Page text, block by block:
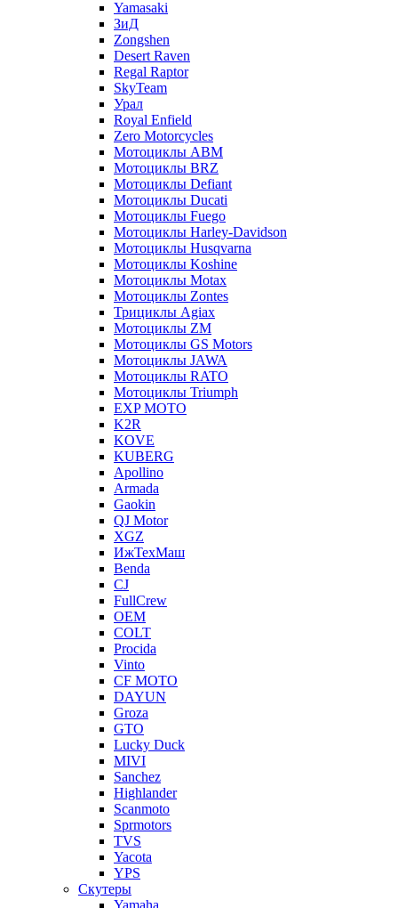
Yamasaki
ЗиД
Zongshen
Desert Raven
Regal Raptor
SkyTeam
Урал
Royal Enfield
Zero Motorcycles
Мотоциклы ABM
Мотоциклы BRZ
Мотоциклы Defiant
Мотоциклы Ducati
Мотоциклы Fuego
Мотоциклы Harley-Davidson
Мотоциклы Husqvarna
Мотоциклы Koshine
Мотоциклы Motax
Мотоциклы Zontes
Трициклы Agiax
Мотоциклы ZM
Мотоциклы GS Motors
Мотоциклы JAWA
Мотоциклы RATO
Мотоциклы Triumph
EXP MOTO
K2R
KOVE
KUBERG
Apollino
Armada
Gaokin
QJ Motor
XGZ
ИжТехМаш
Benda
CJ
FullCrew
OEM
COLT
Procida
Vinto
CF MOTO
DAYUN
Groza
GTO
Lucky Duck
MIVI
Sanchez
Highlander
Scanmoto
Sprmotors
TVS
Yacota
YPS
Скутеры
Yamaha